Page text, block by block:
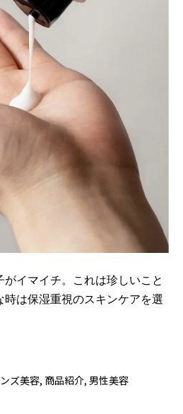
イマイチ。これは珍しいこと
は保湿重視のスキンケアを選
ズ美容, 商品紹介, 男性美容